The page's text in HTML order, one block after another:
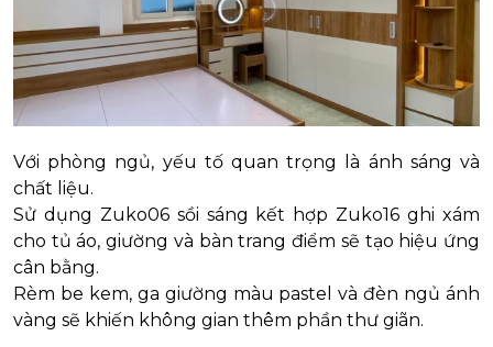
Với phòng ngủ, yếu tố quan trọng là ánh sáng và
chất liệu.
Sử dụng Zuko06 sồi sáng kết hợp Zuko16 ghi xám
cho tủ áo, giường và bàn trang điểm sẽ tạo hiệu ứng
cân bằng.
Rèm be kem, ga giường màu pastel và đèn ngủ ánh
vàng sẽ khiến không gian thêm phần thư giãn.